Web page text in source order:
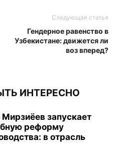
Следующая статья
Гендерное равенство в
Узбекистане: движется ли
воз вперед?
ИНТЕРЕСНО
запускает
реформу
в отрасль